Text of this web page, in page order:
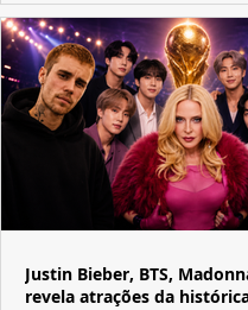
Justin Bieber, BTS,
revela atrações da